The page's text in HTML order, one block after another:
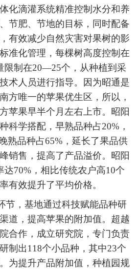
化滴灌系统精准控制水分和养
节肥、节地的目标，同时配备
有效减少自然灾害对果树的影
准化管理，每棵树高度控制在
限制在20—25个，从种植到采
术人员进行指导。因为昭通是
方唯一的苹果优生区，所以，
苹果早半个月左右上市。昭阳
科学搭配，早熟品种占20%，
熟品种占65%，延长了果品供
销售，提高了产品溢价。昭阳
达70%，相比传统农户高10个
有效提升了平均价格。
节，基地通过科技赋能品种研
道，提高苹果的附加值。超越
合作，成立研究院，专门负责
制出118个小品种，其中23个
为提升产品附加值，种植园规